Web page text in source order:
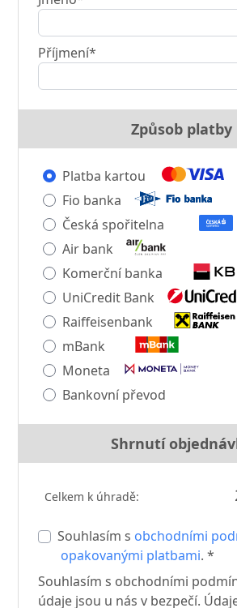
Příjmení*
Způsob platby
Platba kartou
Fio banka
Česká spořitelna
Air bank
Komerční banka
UniCredit Bank
Raiffeisenbank
mBank
Moneta
Bankovní převod
Shrnutí
Celkem k úhradě:
Souhlasím s obchodními
opakovanými platbami. *
Souhlasím s obchodními
údaje jsou u nás v bezpečí.